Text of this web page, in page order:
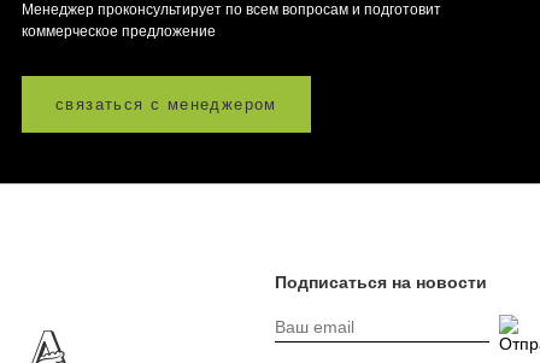
Менеджер проконсультирует по всем вопросам и подготовит
коммерческое предложение
связаться с менеджером
Подписаться на новости